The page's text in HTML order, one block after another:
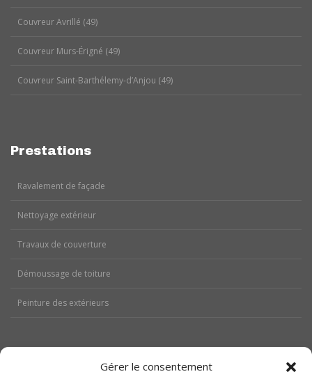
Gérer le consentement
Couvreur Avrillé (49)
Couvreur Murs-Érigné (49)
Couvreur Saint-Barthélemy-d’Anjou (49)
Prestations
Ravalement de façade
Nettoyage extérieur
Travaux de couverture
Démoussage de toiture
Peinture des extérieurs